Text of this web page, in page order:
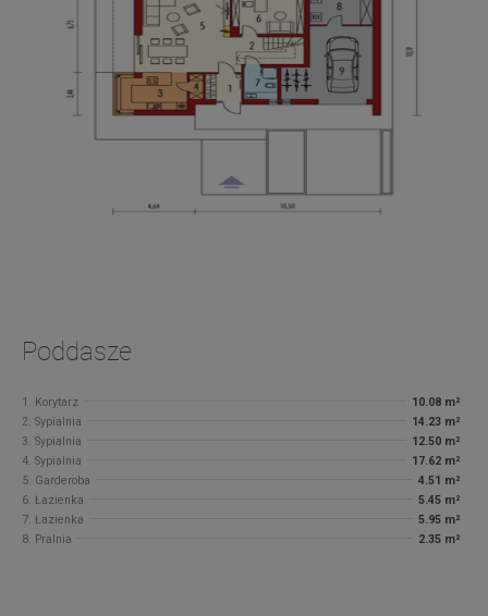
Poddasze
1. Korytarz
10.08 m²
2. Sypialnia
14.23 m²
3. Sypialnia
12.50 m²
4. Sypialnia
17.62 m²
5. Garderoba
4.51 m²
6. Łazienka
5.45 m²
7. Łazienka
5.95 m²
8. Pralnia
2.35 m²